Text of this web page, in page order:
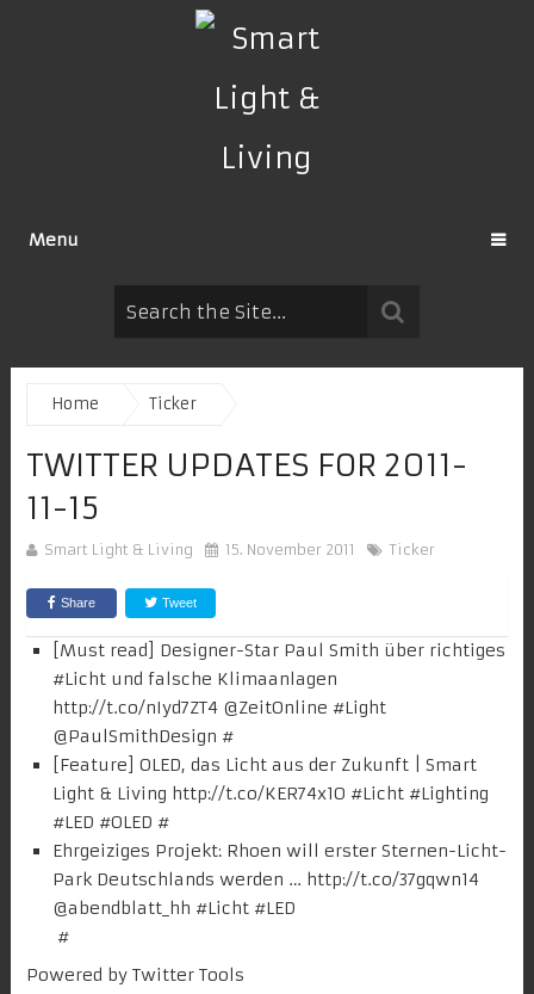
Menu
Home Ticker
TWITTER UPDATES FOR 2011-
11-15
Smart Light & Living 15. November 2011 Ticker
Share Tweet
[Must read] Designer-Star Paul Smith über richtiges
#Licht und falsche Klimaanlagen
http://t.co/nIyd7ZT4 @ZeitOnline #Light
@PaulSmithDesign #
[Feature] OLED, das Licht aus der Zukunft | Smart
Light & Living http://t.co/KER74x1O #Licht #Lighting
#LED #OLED #
Ehrgeiziges Projekt: Rhoen will erster Sternen-Licht-
Park Deutschlands werden … http://t.co/37gqwn14
@abendblatt_hh #Licht #LED
#
Powered by Twitter Tools